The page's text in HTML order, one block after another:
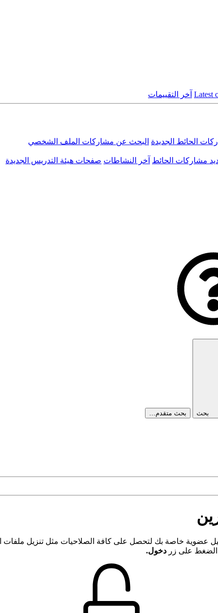
Latest آخر التقييمات
الحائط الجديدة البحث عن مشاركات الملف الشخصي
مشاركات الحائط آخر النشاطات صفحات هيئة التدريس الجديدة
بحث بحث متقدم…
عضوية خاصة بك لتحصل على كافة الصلاحيات مثل تنزيل ملفات
الضغط على زر دخول.